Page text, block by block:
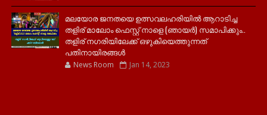
മലയോര ജനതയെ ഉത്സവലഹരിയിൽ ആറാടിച്ച
തളിര് മാലോം ഫെസ്റ്റ് നാളെ (ഞായർ) സമാപിക്കും..
തളിര് നഗരിയിലേക്ക് ഒഴുകിയെത്തുന്നത്
പതിനായിരങ്ങൾ
News Room Jan 14, 2023